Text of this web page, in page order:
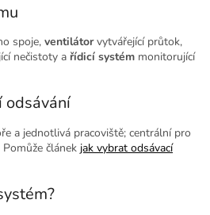
spoje, ventilátorvytvářející průtok,
nečistoty a řídicí systém monitorující
odsávání
a jednotlivá pracoviště; centrální pro
článek jak vybrat odsávací